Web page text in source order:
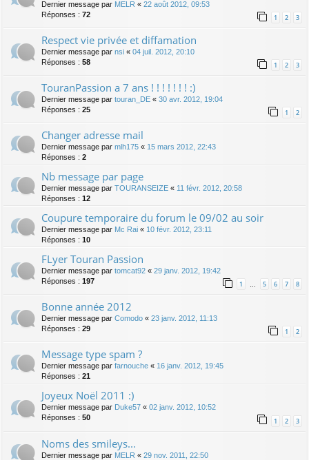
Dernier message par MELR « 22 août 2012, 09:53
Réponses : 72 1 2 3
Respect vie privée et diffamation
Dernier message par nsi « 04 juil. 2012, 20:10
Réponses : 58 1 2 3
TouranPassion a 7 ans ! ! ! ! ! ! ! :)
Dernier message par touran_DE « 30 avr. 2012, 19:04
Réponses : 25 1 2
Changer adresse mail
Dernier message par mlh175 « 15 mars 2012, 22:43
Réponses : 2
Nb message par page
Dernier message par TOURANSEIZE « 11 févr. 2012, 20:58
Réponses : 12
Coupure temporaire du forum le 09/02 au soir
Dernier message par Mc Rai « 10 févr. 2012, 23:11
Réponses : 10
FLyer Touran Passion
Dernier message par tomcat92 « 29 janv. 2012, 19:42
Réponses : 197 1 … 5 6 7 8
Bonne année 2012
Dernier message par Comodo « 23 janv. 2012, 11:13
Réponses : 29 1 2
Message type spam ?
Dernier message par farnouche « 16 janv. 2012, 19:45
Réponses : 21
Joyeux Noël 2011 :)
Dernier message par Duke57 « 02 janv. 2012, 10:52
Réponses : 50 1 2 3
Noms des smileys...
Dernier message par MELR « 29 nov. 2011, 22:50